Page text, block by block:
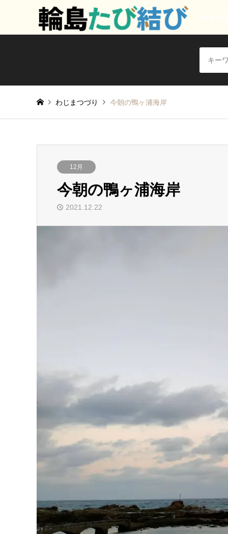
わじまつづり 今朝の鴨ヶ浦海岸
12月
今朝の鴨ヶ浦海岸
2021.12.22